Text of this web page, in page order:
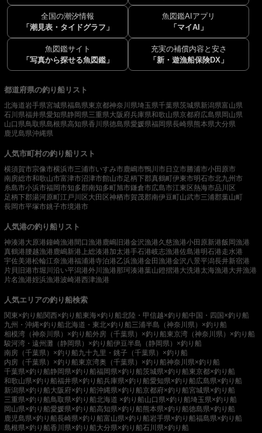
全国の潮汐情報
「潮見表・タイドグラフ」
魚図鑑AIアプリ
「マイAI」
魚図鑑サイト
「写真から探せる魚図鑑」
充実の補償内容と安さ
「新・遊漁船保険DX」
都道府県の釣り船リスト
北海道岩手県宮城県福島県東京都神奈川県埼玉県千葉県茨城県新潟県富山県
石川県福井県愛知県静岡県三重県大阪府兵庫県和歌山県京都府広島県岡山県
山口県鳥取県島根県高知県香川県徳島県愛媛県福岡県長崎県熊本県大分県
鹿児島県沖縄県
人気市町村の釣り船リスト
横須賀市宗像市横浜市三浦市いすみ市鹿嶋市鴨川市 日立市勝浦市小田原市
南房総市和歌山市富津市沼津市館山市足柄下郡真鶴町伊東市明石市北九州市
糸島市小浜市福岡市知多郡南知多町旭市鎌倉市広島市江東区熱海市品川区
足柄下郡湯河原町江戸川区 大田区神栖市賀茂郡南伊豆町山武市三浦郡葉山町
長岡市平塚市銚子市境港市
人気港の釣り船リスト
神湊港大原港鐘崎漁港 間口漁港鹿嶋旧港金沢漁港久慈漁港小田原新港飯岡漁港
真鶴港 腰越漁港鹿嶋新港 上総湊港加太港手石港岐志漁港佐島港明石港走水港
宇佐美港松輪江奈漁港福浦港寺泊港乙浜漁港金田漁港金沢八景平潟長井新宿港
片貝旧港市堀川沿い平潟港外川漁港那珂湊港葉山鐙摺港大洗港太海漁港大井漁港
片名漁港姪浜漁港波崎港西津漁港
人気エリアの釣り船検索
関東×釣り船関西×釣り船東海×釣り船北陸・甲信越×釣り船中国・四国×釣り船
九州・沖縄×釣り船北海道・東北×釣り船三浦半島（神奈川県）×釣り船
相模湾（神奈川県）×釣り船外房（千葉県）×釣り船東京湾（神奈川県）×釣り船
駿河湾・遠州灘（静岡県）×釣り船伊豆半島（静岡県）×釣り船
南房（千葉県）×釣り船九十九里・銚子（千葉県）×釣り船
内房（千葉県）×釣り船東京湾奥（千葉県）×釣り船神奈川県×釣り船
千葉県×釣り船静岡県×釣り船福岡県×釣り船茨城県×釣り船東京都×釣り船
和歌山県×釣り船福井県×釣り船兵庫県×釣り船愛知県×釣り船広島県×釣り船
新潟県×釣り船大阪府×釣り船沖縄県×釣り船京都府×釣り船宮城県×釣り船
三重県×釣り船鳥取県×釣り船北海道 ×釣り船山口県×釣り船埼玉県×釣り船
岡山県×釣り船愛媛県×釣り船高知県×釣り船熊本県×釣り船徳島県×釣り船
鹿児島県×釣り船長崎県×釣り船富山県×釣り船岩手県×釣り船福島県×釣り船
島根県×釣り船香川県×釣り船大分県×釣り船石川県×釣り船